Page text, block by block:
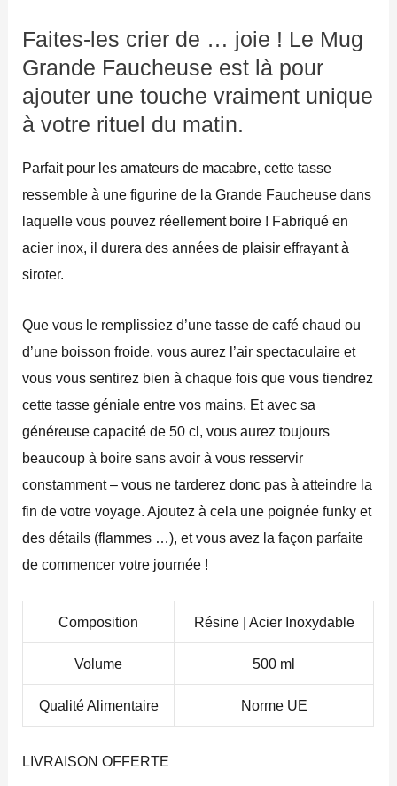
Faites-les crier de … joie ! Le Mug
Grande Faucheuse est là pour
ajouter une touche vraiment unique
à votre rituel du matin.
Parfait pour les amateurs de macabre, cette tasse
ressemble à une figurine de la Grande Faucheuse dans
laquelle vous pouvez réellement boire ! Fabriqué en
acier inox, il durera des années de plaisir effrayant à
siroter.
Que vous le remplissiez d’une tasse de café chaud ou
d’une boisson froide, vous aurez l’air spectaculaire et
vous vous sentirez bien à chaque fois que vous tiendrez
cette tasse géniale entre vos mains. Et avec sa
généreuse capacité de 50 cl, vous aurez toujours
beaucoup à boire sans avoir à vous resservir
constamment – vous ne tarderez donc pas à atteindre la
fin de votre voyage. Ajoutez à cela une poignée funky et
des détails (flammes …), et vous avez la façon parfaite
de commencer votre journée !
Composition Résine | Acier Inoxydable
Volume 500 ml
Qualité Alimentaire Norme UE
LIVRAISON OFFERTE